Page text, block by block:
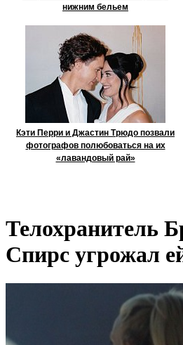
нижним бельем
Кэти Перри и Джастин Трюдо позвали
фотографов полюбоваться на их
«лавандовый рай»
Телохранитель
Спирс угрожал